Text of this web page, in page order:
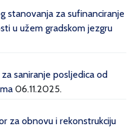
stanovanja za sufinanciranje
u užem gradskom jezgru
saniranje posljedica od
06.11.2025.
za obnovu i rekonstrukciju